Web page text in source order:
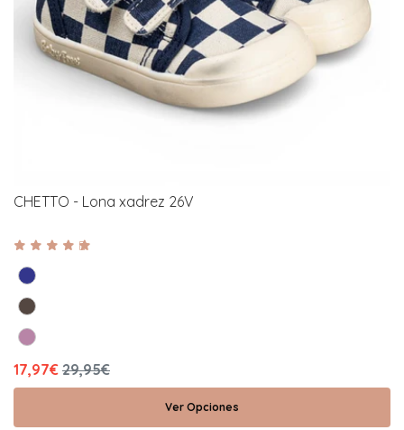
CHETTO - Lona xadrez 26V
17,97€ 29,95€
Ver Opciones